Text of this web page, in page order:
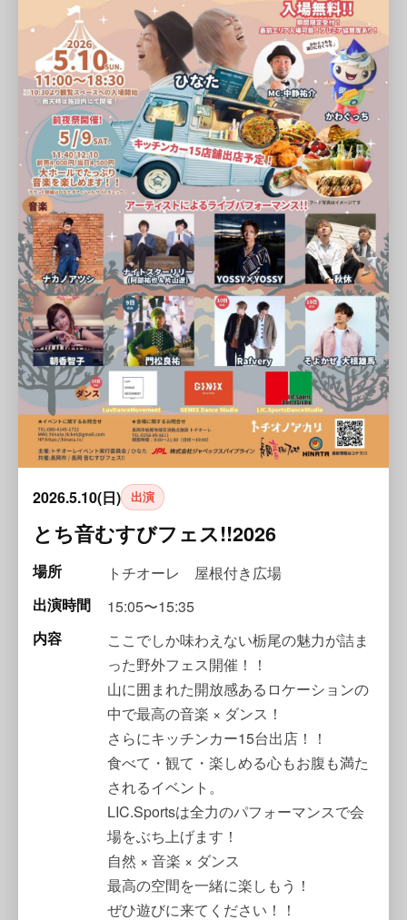
2026.5.10(日) 出演
とち音むすびフェス!!2026
場所
トチオーレ 屋根付き広場
出演時間
15:05〜15:35
内容
ここでしか味わえない栃尾の魅力が詰ま
った野外フェス開催！！
山に囲まれた開放感あるロケーションの
中で最高の音楽 × ダンス！
さらにキッチンカー15台出店！！
食べて・観て・楽しめる心もお腹も満た
されるイベント。
LIC.Sportsは全力のパフォーマンスで会
場をぶち上げます！
自然 × 音楽 × ダンス
最高の空間を一緒に楽しもう！
ぜひ遊びに来てください！！